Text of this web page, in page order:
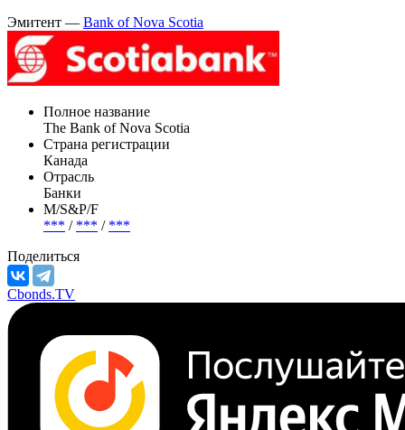
Эмитент — Bank of Nova Scotia
Полное название
The Bank of Nova Scotia
Страна регистрации
Канада
Отрасль
Банки
М/S&P/F
*** / *** / ***
Поделиться
Cbonds.TV